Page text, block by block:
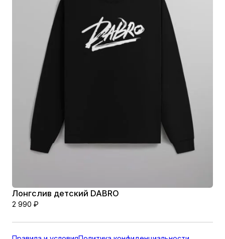
Лонгслив детский DABRO
2 990 ₽